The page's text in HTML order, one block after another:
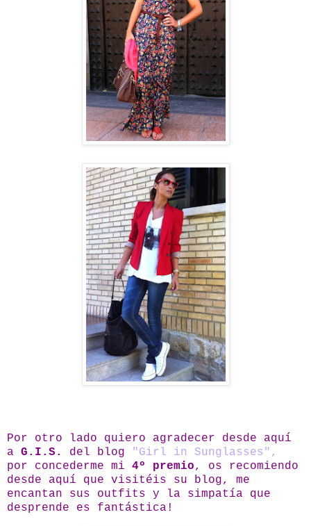
Por otro lado quiero agradecer desde aquí
a G.I.S. del blog
"Girl in Sunglasses",
por concederme mi 4º premio, os recomiendo
desde aquí que visitéis su blog, me
encantan sus outfits y la simpatía que
desprende es fantástica!